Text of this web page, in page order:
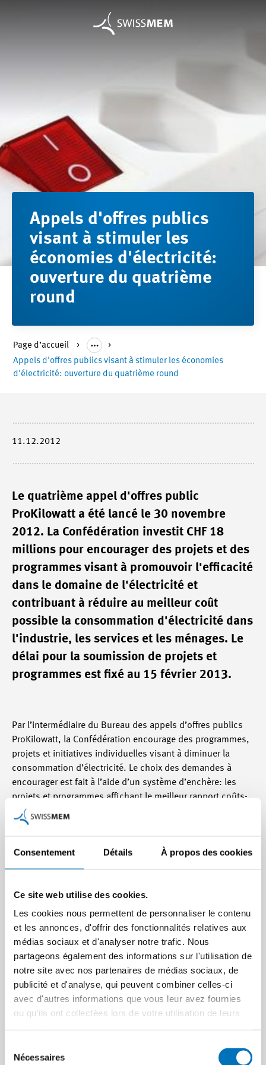
Consentement Détails À propos des cookies
Ce site web utilise des cookies.
Les cookies nous permettent de personnaliser le contenu
et les annonces, d'offrir des fonctionnalités relatives aux
médias sociaux et d'analyser notre trafic. Nous
partageons également des informations sur l'utilisation de
notre site avec nos partenaires de médias sociaux, de
publicité et d'analyse, qui peuvent combiner celles-ci
avec d'autres informations que vous leur avez fournies
ou qu'ils ont collectées lors de votre utilisation de leurs
Nécessaires
Appels d'offres publics
visant à stimuler les
économies d'électricité:
ouverture du quatrième
round
Page d’accueil
Appels d'offres publics visant à stimuler les économies
d'électricité: ouverture du quatrième round
11.12.2012
Le quatrième appel d'offres public
ProKilowatt a été lancé le 30 novembre
2012. La Confédération investit CHF 18
millions pour encourager des projets et des
programmes visant à promouvoir l'efficacité
dans le domaine de l'électricité et
contribuant à réduire au meilleur coût
possible la consommation d'électricité dans
l'industrie, les services et les ménages. Le
délai pour la soumission de projets et
programmes est fixé au 15 février 2013.
Par l’intermédiaire du Bureau des appels d’offres publics
ProKilowatt, la Confédération encourage des programmes,
projets et initiatives individuelles visant à diminuer la
consommation d’électricité. Le choix des demandes à
encourager est fait à l’aide d’un système d’enchère: les
projets et programmes affichant le meilleur rapport coûts-
bénéfice, ceux qui proposent donc des mesures
d’efficience électrique qui de toute évidence permettent à
le moins d’investissements possibles, seront considérés.
<link
external-link-new-window>La fiche d’information de
ProKilowatt</link> présente de manière détaillée les
groupes cibles, les conditions à remplir et les genres de
mesures à favoriser pour une demande de projet ou de
programme.
Les demandes de soutien de projets et programmes
peuvent être soumises jusqu’au 15 février 2013 via le site
Internet de <link
www.bfe.admin.ch/prokilowatt/04344/index.html _blank
trouverez également sur ce site, outre les appels d’offre
pour <link